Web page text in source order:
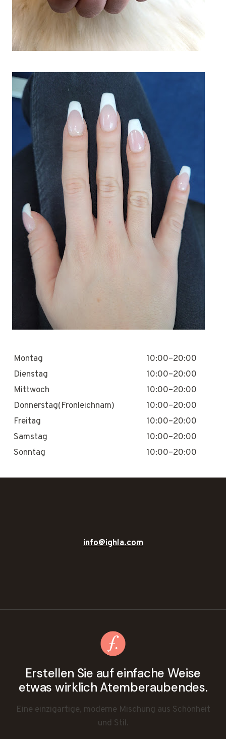
Montag
10:00–20:00
Dienstag
10:00–20:00
Mittwoch
10:00–20:00
Donnerstag(Fronleichnam)
10:00–20:00
Freitag
10:00–20:00
Samstag
10:00–20:00
Sonntag
10:00–20:00
info@ighla.com
Erstellen Sie auf einfache Weise
etwas wirklich Atemberaubendes.
Eine einzigartige, moderne Mischung aus Schönheit
und Stil.